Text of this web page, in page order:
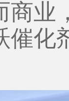
商业
催化